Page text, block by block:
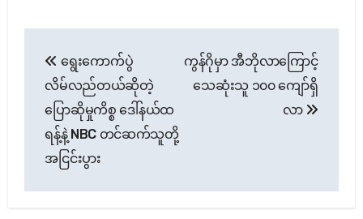
navigation
ရွေးကောက်ပွဲ
လိမ်လည်တယ်ဆိုတဲ့
ပြောဆိုမှုကိစ္စ ဒေါ်နယ်ထ
ရန့်နဲ့ NBC တင်ဆက်သူတို့
အငြင်းပွား
ကွန်ဂိုမှာ အီဘိုလာကြောင့်
သေဆုံးသူ ၁၀၀ ကျော်ရှိ
လာ